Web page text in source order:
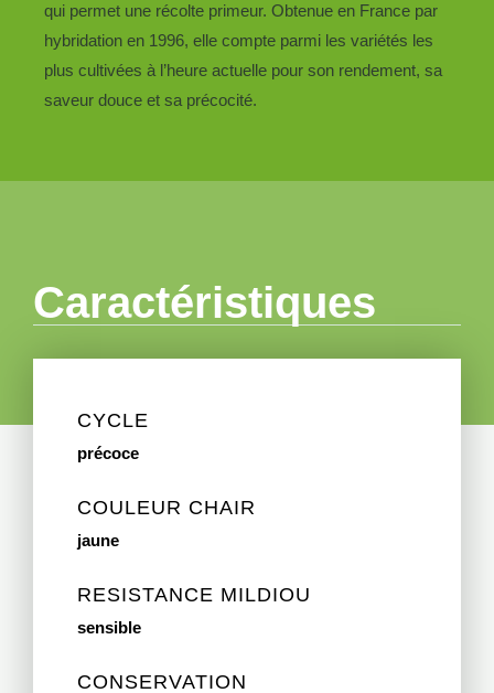
qui permet une récolte primeur. Obtenue en France par
hybridation en 1996, elle compte parmi les variétés les
plus cultivées à l’heure actuelle pour son rendement, sa
saveur douce et sa précocité.
Caractéristiques
CYCLE
précoce
COULEUR CHAIR
jaune
RESISTANCE MILDIOU
sensible
CONSERVATION